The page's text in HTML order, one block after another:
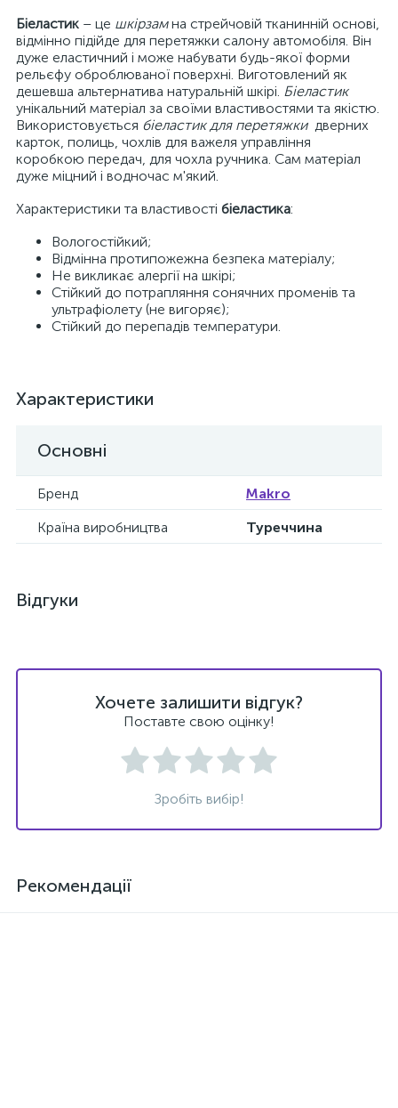
Біеластик – це шкірзамна стрейчовій тканинній основі,
відмінно підійде для перетяжки салону автомобіля. Він
дуже еластичний і може набувати будь-якої форми
рельєфу оброблюваної поверхні. Виготовлений як
дешевша альтернатива натуральній шкірі. Біеластик
унікальний матеріал за своїми властивостями та якістю.
Використовується біеластик для перетяжки дверних
карток, полиць, чохлів для важеля управління
коробкою передач, для чохла ручника. Сам матеріал
дуже міцний і водночас м'який.
Характеристики та властивості біеластика:
Вологостійкий;
Відмінна протипожежна безпека матеріалу;
Не викликає алергії на шкірі;
Стійкий до потрапляння сонячних променів та
ультрафіолету (не вигоряє);
Стійкий до перепадів температури.
Характеристики
Основні
Бренд
Makro
Країна виробництва
Туреччина
Відгуки
Хочете залишити відгук?
Поставте свою оцінку!
Зробіть вибір!
Рекомендації